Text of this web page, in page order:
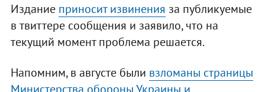
Издание приносит извинения за публикуемые
в твиттере сообщения и заявило, что на
текущий момент проблема решается.
Напомним, в августе были взломаны страницы
Министерства обороны Украины и